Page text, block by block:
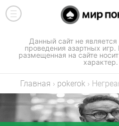
Данный сайт не
проведения азартных
размещенная на сайте
характер.
Главная › pokerok ›